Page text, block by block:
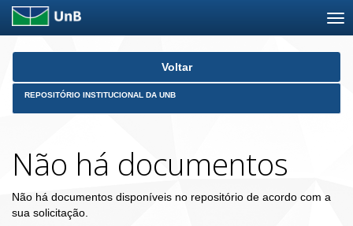
Skip
Voltar
REPOSITÓRIO INSTITUCIONAL DA UNB
Não há documentos
Não há documentos disponíveis no repositório de acordo com a
sua solicitação.